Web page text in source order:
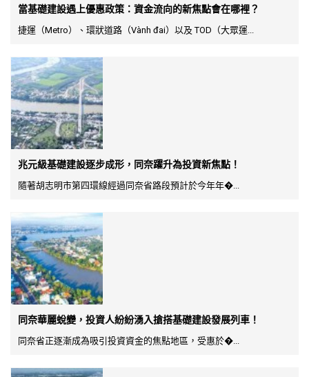
當基礎建設遇上優惠政策：資金流向的新焦點會在哪裡？
捷運（Metro）、環狀道路（Vành đai）以及 TOD（大眾運...
兆元級基礎建設逐步成形，同奈躍升為投資新焦點！
隨著胡志明市第四環線經過同奈省路段預計於今年年�...
同奈華麗蛻變，投資人紛紛湧入搶搭基礎建設發展列車！
同奈省正逐漸成為吸引投資資金的焦點地區，受惠於�...